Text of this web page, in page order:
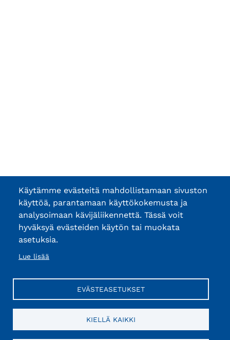
Käytämme evästeitä mahdollistamaan sivuston
käyttöä, parantamaan käyttökokemusta ja
analysoimaan kävijäliikennettä. Tässä voit
hyväksyä evästeiden käytön tai muokata
asetuksia.
Lue lisää
EVÄSTEASETUKSET
KIELLÄ KAIKKI